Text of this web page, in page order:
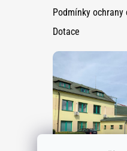
Podmínky
Dotace